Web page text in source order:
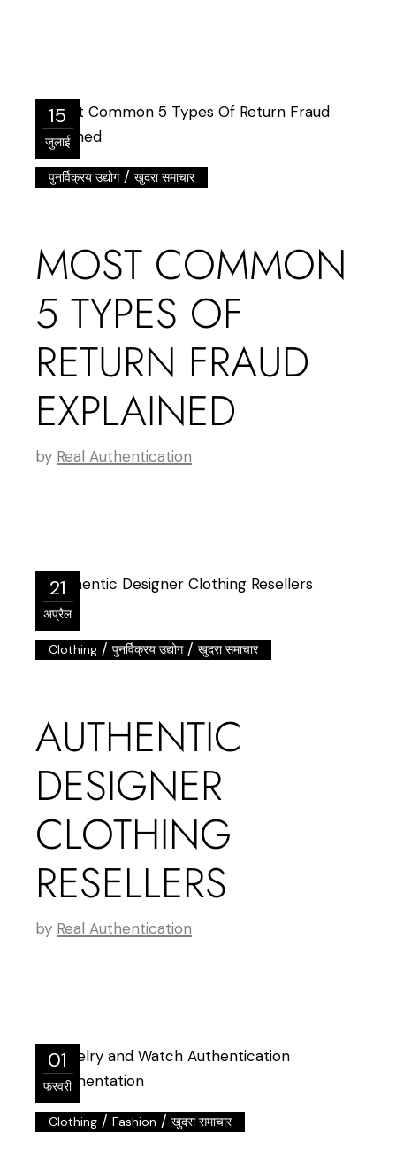
15
जुलाई
पुनर्विक्रय उद्योग/खुदरा समाचार
MOST COMMON
5 TYPES OF
RETURN FRAUD
EXPLAINED
by Real Authentication
21
अप्रैल
Clothing /पुनर्विक्रय उद्योग/खुदरा समाचार
AUTHENTIC
DESIGNER
CLOTHING
RESELLERS
by Real Authentication
01
फरवरी
Clothing /Fashion /खुदरा समाचार